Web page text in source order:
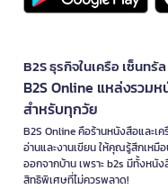
B2S ธุรกิจในเครือ เซ็นท
B2S Online แหล่งรวมห
สำหรับทุกวัย
B2S Online คือร้านหนังสือและเ
อ่านและงานเขียน ให้คุณรู้สึกเหมื
ออกจากบ้าน เพราะ b2s มีทั้งห
สิทธิพิเศษที่ไม่ควรพลาด!